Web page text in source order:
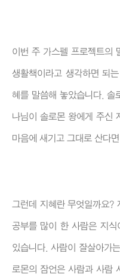
이번 주 가스펠 프로젝트의
생활책이라고 생각하면 되
혜를 말씀해 놓았습니다. 솔
나님이 솔로몬 왕에게 주신
마음에 새기고 그대로 산다
그런데 지혜란 무엇일까요?
공부를 많이 한 사람은 지
있습니다. 사람이 잘살아가
로몬의 잠언은 사람과 사람